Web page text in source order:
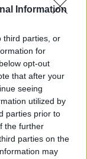
Information
third parties, or
for
opt-out
that after your
seeing
utilized by
parties prior to
the further
parties on the
may
vízgyűjtőjére